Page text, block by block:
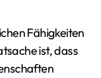
Fähigkeiten
ist, dass